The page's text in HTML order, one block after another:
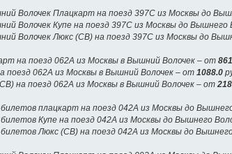
Волочек Плацкарт на поезд 397С из Москвы до
Волочек Купе на поезд 397С из Москвы до Вышнего
Волочек Люкс (СВ) на поезд 397С из Москвы до
на поезд 062А из Москвы в Вышний Волочек – от
поезд 062А из Москвы в Вышний Волочек – от 1088.0
на поезд 062А из Москвы в Вышний Волочек – от
плацкарт на поезд 042А из Москвы до
Купе на поезд 042А из Москвы до Вышнего
Люкс (СВ) на поезд 042А из Москвы до